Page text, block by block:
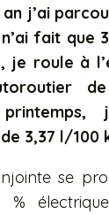
an j’ai
fait que 3
je roule à
3,37 l/100
se
%